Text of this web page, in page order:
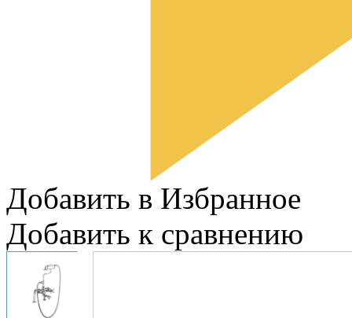
Добавить в Избранное
Добавить к сравнению